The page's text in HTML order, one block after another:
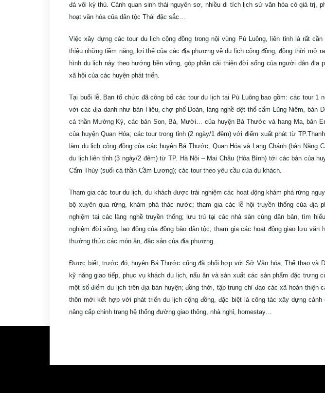
đá vôi kỳ thú. Cảnh quan sinh thái nguyên sơ, nhiều di tích lịch sử văn hóa có giá trị,
hoạt văn hóa của dân tộc Thái đặc sắc…
Việc xây dựng các tour du lịch cộng đồng trong nội vùng Pù Luông, liên tỉnh là rất
thiệu những tiềm năng, lợi thế của các địa phương về du lịch cộng đồng, đồng thời mở
hình du lịch này theo hướng bền vững, góp phần cải thiện đời sống của người dân địa
xã hội của các huyện phát triển.
Tại buổi lễ, Ban tổ chức đã công bố các tour du lịch tại Pù Luông bao gồm: các tour 1
với các địa danh như bản Hiêu, chợ phố Đoàn, làng nghề dệt thổ cẩm Lũng Niêm, bản
cá thần Mường Ký, các bản Son, Bá, Mười… của huyện Bá Thước và hang Ma, bản
của huyện Quan Hóa; các tour trong tỉnh (2 ngày/1 đêm) với điểm xuất phát từ
làm du lịch cộng đồng của các huyện Bá Thước, Quan Hóa và Lang Chánh (bản Năng
du lịch liên tỉnh (3 ngày/2 đêm) từ TP. Hà Nội – Mai Châu (Hòa Bình) tới các bản của
Cẩm Thủy (suối cá thần Cầm Lương); các tour theo yêu cầu của du khách.
Tham gia các tour du lịch, du khách được trải nghiệm các hoạt động khám phá rừng
bộ xuyên qua rừng, khám phá thác nước; tham gia các lễ hội truyền thống của địa
nghiệm tại các làng nghề truyền thống; lưu trú tại các nhà sàn cùng dân bản, tìm
nghiệm đời sống, lao động của đồng bào dân tộc; tham gia các hoạt động giao lưu văn
thưởng thức các món ăn, đặc sản của địa phương.
Được biết, trước đó, huyện Bá Thước cũng đã phối hợp với Sở Văn hóa, Thể thao và
kỹ năng giao tiếp, phục vụ khách du lịch, nấu ăn và sản xuất các sản phẩm đặc trưng
một số điểm du lịch trên địa bàn huyện; đồng thời, tập trung chỉ đạo các xã hoàn thiện
thôn mới kết hợp với phát triển du lịch cộng đồng, đặc biệt là công tác xây dựng cảnh
nâng cấp chỉnh trang hệ thống đường giao thông, nhà nghỉ, homestay…